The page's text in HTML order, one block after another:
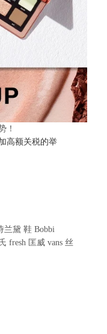
！
高额关税的举
兰黛 鞋 Bobbi
fresh 匡威 vans 丝